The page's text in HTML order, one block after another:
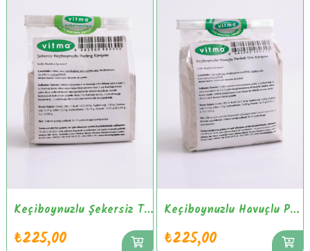
Keçiboynuzlu Şekersiz Toz Puding Karışımı
₺225,00
Keçiboynuzlu Havuçlu Pankek Unu
₺225,00